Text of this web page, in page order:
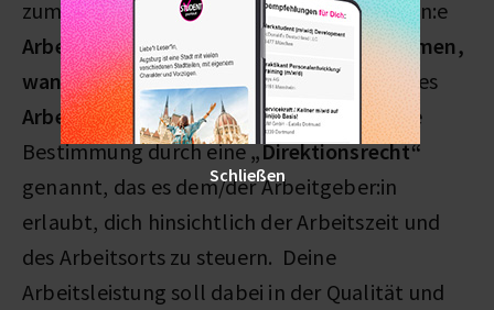
zum festgelegten Zeitpunkt betreten. Dein:e
Arbeitgeber:in darf grundsätzlich bestimmen,
wann und wo du arbeitest– im Rahmen des
Arbeitsvertrags. In vielen Fällen wird diese
Bestimmung durch eine„Direktionsrecht“
genannt, das es dem/der Arbeitgeber:in
erlaubt, dich hinsichtlich der Arbeitszeit und
des Arbeitsorts zu steuern. Deine
Arbeitsleistung soll dabei in der Qualität und
Schließen